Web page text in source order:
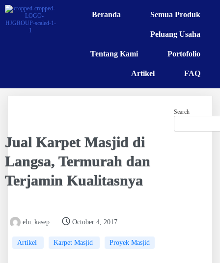
Beranda Semua Produk
Peluang Usaha
Tentang Kami Portofolio
Artikel FAQ
Jual Karpet Masjid di
Langsa, Termurah dan
Terjamin Kualitasnya
elu_kasep October 4, 2017
Artikel Karpet Masjid Proyek Masjid
Search